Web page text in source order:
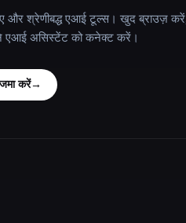
और श्रेणीबद्ध एआई टूल्स। खुद ब्राउज़
एआई असिस्टेंट को कनेक्ट करें।
करें→